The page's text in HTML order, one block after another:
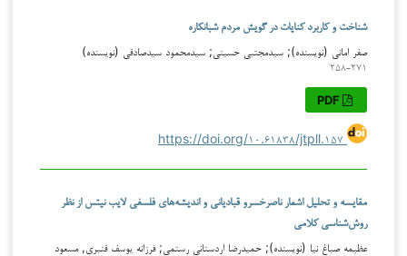
شناخت و کاربرد کنایات در گویش مردم شبانکاره
صفر امانی (نویسنده); سیدمجتبی حسینی; سیدمحمود سیدصادقی (نویسنده)
۲۵۸-۲۷۱
https://doi.org/۱۰.۶۱۸۳۸/jtpll.۱۵۷
مقایسه و تحلیل اشعار ناصرخسرو قبادیانی و اندیشه‌های فلسفی لایب نیتس از نظر
روش‌شناسی کلامی
عظیمه صباغ نیا (نویسنده); حمیدرضا اردستانی رستمی; فرزانه یوسف قنبری, مسعود